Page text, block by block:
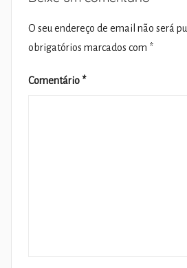
O seu endereço de email não será
obrigatórios marcados com *
Comentário *